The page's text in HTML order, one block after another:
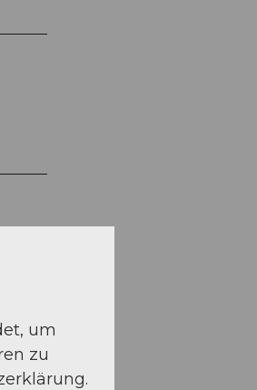
um
zu